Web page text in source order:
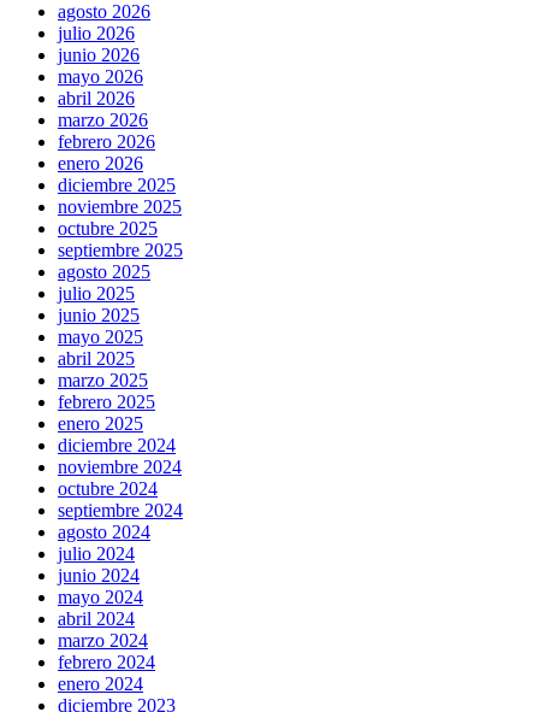
agosto 2026
julio 2026
junio 2026
mayo 2026
abril 2026
marzo 2026
febrero 2026
enero 2026
diciembre 2025
noviembre 2025
octubre 2025
septiembre 2025
agosto 2025
julio 2025
junio 2025
mayo 2025
abril 2025
marzo 2025
febrero 2025
enero 2025
diciembre 2024
noviembre 2024
octubre 2024
septiembre 2024
agosto 2024
julio 2024
junio 2024
mayo 2024
abril 2024
marzo 2024
febrero 2024
enero 2024
diciembre 2023